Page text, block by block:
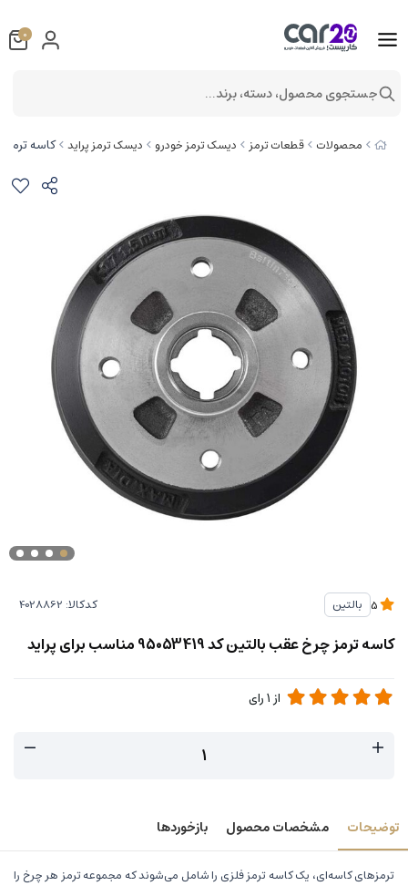
محصولات قطعات ترمز دیسک ترمز خودرو دیسک ترمز پراید کاسه ترمز چرخ عقب
بالتین کدکالا:
کاسه ترمز چرخ عقب بالتین کد 95053419 مناسب برای پراید
از 1رای
توضیحات مشخصات محصول بازخوردها
ترمزهای کاسه‌ای، یک کاسه ترمز فلزی را شامل می‌شوند که مجموعه ترمز هر چرخ را
0
جستجوی محصول، دسته، برند...